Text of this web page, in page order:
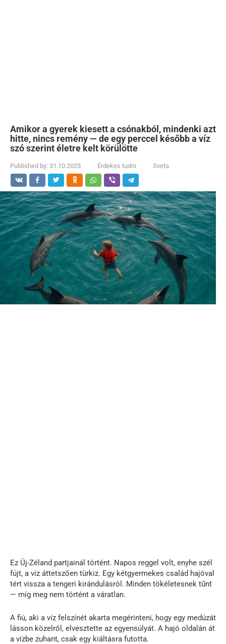
Amikor a gyerek kiesett a csónakból, mindenki azt
hitte, nincs remény — de egy perccel később a víz
szó szerint életre kelt körülötte
Published by: 31.10.2025 Érdekes tudni Sveta
Ez Új-Zéland partjainál történt. Napos reggel volt, enyhe szél
fújt, a víz áttetszően türkiz. Egy kétgyermekes család hajóval
tért vissza a tengeri kirándulásról. Minden tökéletesnek tűnt
— míg meg nem történt a váratlan.
A fiú, aki a víz felszínét akarta megérinteni, hogy egy medúzát
lásson közelről, elvesztette az egyensúlyát. A hajó oldalán át
a vízbe zuhant, csak egy kiáltásra futotta.